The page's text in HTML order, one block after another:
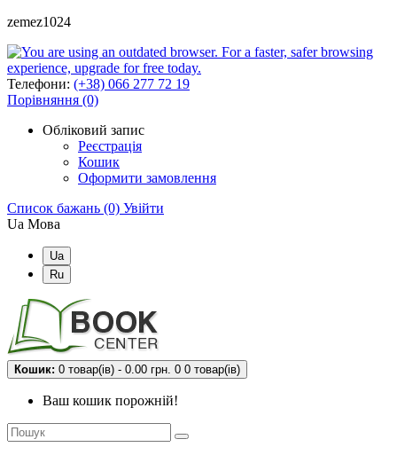
zemez1024
Телефони: (+38) 066 277 72 19
Порівняння (0)
Обліковий запис
Реєстрація
Кошик
Оформити замовлення
Список бажань (0) Увійти
Ua Мова
Ua
Ru
Кошик: 0 товар(ів) - 0.00 грн. 0 0 товар(ів)
Ваш кошик порожній!